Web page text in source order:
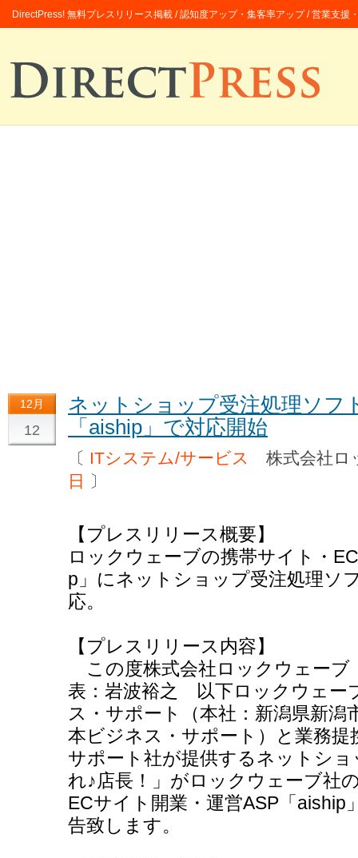
DirectPress! 無料プレスリリース掲載 / 認知度アップ・集客率アップ / 営業支援
12月
12
ネットショップ受注処理ソフ
「aiship」で対応開始
〔 ITシステム/サービス
株式会社
日
〕
【プレスリリース概要】
ロックウェーブの携帯サイト・
p」にネットショップ受注処理ソ
応。
【プレスリリース内容】
この度株式会社ロックウェー
表：岩波裕之 以下ロックウェー
ス・サポート（本社：新潟県新
本ビジネス・サポート）と業務
サポート社が提供するネットシ
れ♪店長！」がロックウェーブ
ECサイト開業・運営ASP「
告致します。